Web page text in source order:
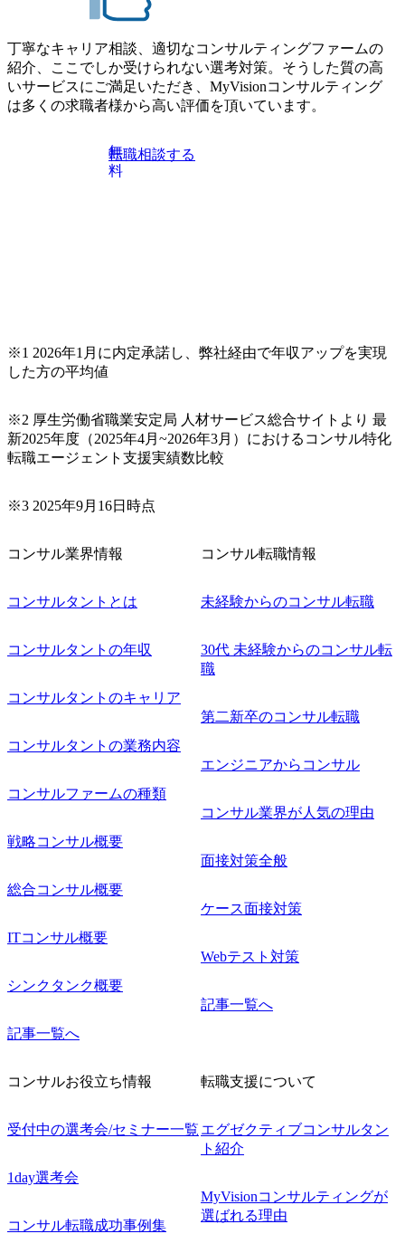
ー② https://my-vision.co.jp/consulting-firm/dirbato/interview02 20
26年8月18日(火) 19:00開始～最長20:00終了 2026年8月13日
(木) 16:00 当日はDirbatoの現役トップコンサルタントが業界
動向を踏まえ、コンサルティング市場の最新トレンドをお
伝えいたします。コンサルティング業界への転職を迷われ
ている方や情報収集を行いたい方のご参加も歓迎です。更
ンサルタントも登壇しますので、当社へ気になることや転
職後のご不安な事はその場でご質問いただけますので、ぜ
承ください。 【服装・持ち物】 ・特になし カジュアルな服
装でご参加ください。 【募集ポジション】 ITコンサルタン
定 ・全社デジタルトランスフォーメーション企画構想 ・業
務/組織/システムの現状分析/RPA選定/導入/実装 ・プライベ
ート/パブリッククラウド導入 ・AI活用による業務効率化/
企画 ・Disruptive Technologyを活用した新規事業の立案/推
上げていきたい ・サービスやソリューションに捉われず、
でのプロジェクトに参画し、自身のスキルアップを図りた
規事業開発にも興味があり、ゆくゆくはチャレンジしてみ
丁寧なキャリア相談、適切なコンサルティングファームの
紹介、ここでしか受けられない選考対策。そうした質の高
いサービスにご満足いただき、MyVisionコンサルティング
は多くの求職者様から高い評価を頂いています。
無
料
転職相談する
※1 2026年1月に内定承諾し、弊社経由で年収アップを実現
した方の平均値
※2 厚生労働省職業安定局 人材サービス総合サイトより 最
新2025年度（2025年4月~2026年3月）におけるコンサル特化
転職エージェント支援実績数比較
※3 2025年9月16日時点
コンサル業界情報
コンサルタントとは
コンサルタントの年収
コンサルタントのキャリア
コンサルタントの業務内容
コンサルファームの種類
戦略コンサル概要
総合コンサル概要
ITコンサル概要
シンクタンク概要
記事一覧へ
コンサル転職情報
未経験からのコンサル転職
30代 未経験からのコンサル転
職
第二新卒のコンサル転職
エンジニアからコンサル
コンサル業界が人気の理由
面接対策全般
ケース面接対策
Webテスト対策
記事一覧へ
コンサルお役立ち情報
受付中の選考会/セミナー一覧
1day選考会
コンサル転職成功事例集
転職支援について
エグゼクティブコンサルタン
ト紹介
MyVisionコンサルティングが
選ばれる理由